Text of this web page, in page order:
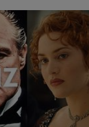
w następujących
urządzenia
reklamy i treści,